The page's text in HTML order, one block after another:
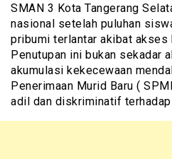
SMAN 3 Kota Tangerang
nasional setelah puluhan
pribumi terlantar akibat akses
Penutupan ini bukan sekadar
akumulasi kekecewaan
Penerimaan Murid Baru (
adil dan diskriminatif